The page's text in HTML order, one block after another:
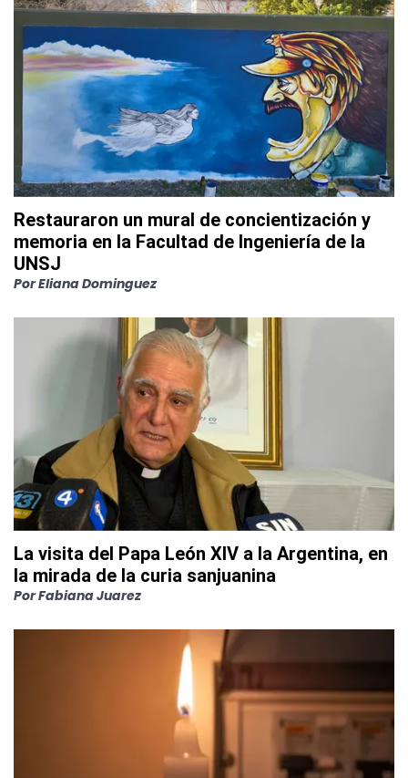
Restauraron un mural de concientización y
memoria en la Facultad de Ingeniería de la
UNSJ
PorEliana Dominguez
La visita del Papa León XIV a la Argentina, en
la mirada de la curia sanjuanina
PorFabiana Juarez